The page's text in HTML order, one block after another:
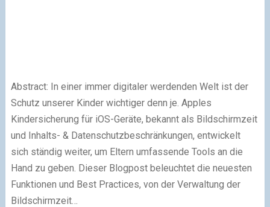
Abstract: In einer immer digitaler werdenden Welt ist der
Schutz unserer Kinder wichtiger denn je. Apples
Kindersicherung für iOS-Geräte, bekannt als Bildschirmzeit
und Inhalts- & Datenschutzbeschränkungen, entwickelt
sich ständig weiter, um Eltern umfassende Tools an die
Hand zu geben. Dieser Blogpost beleuchtet die neuesten
Funktionen und Best Practices, von der Verwaltung der
Bildschirmzeit…